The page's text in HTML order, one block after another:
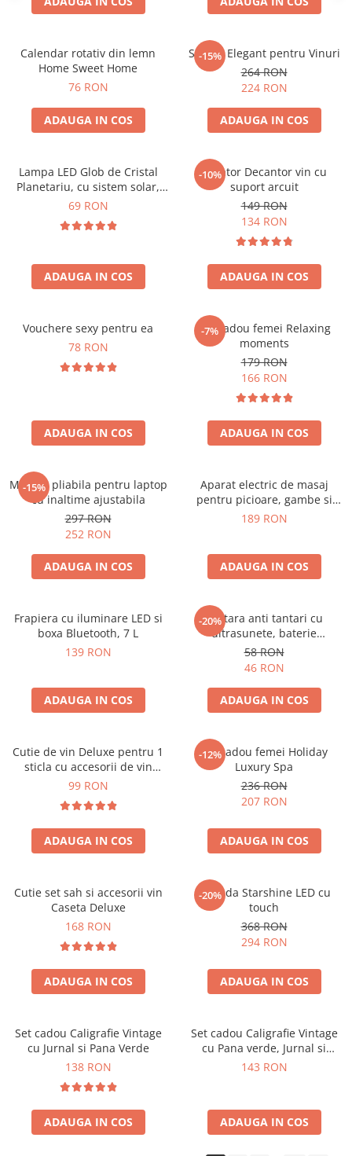
Calendar rotativ din lemn
Home Sweet Home
76 RON
ADAUGA IN COS
-15%
Suport Elegant pentru Vinuri
264 RON
224 RON
ADAUGA IN COS
Lampa LED Glob de Cristal
Planetariu, cu sistem solar,
cadou captivant
69 RON
ADAUGA IN COS
-10%
Aerator Decantor vin cu
suport arcuit
149 RON
134 RON
ADAUGA IN COS
Vouchere sexy pentru ea
78 RON
ADAUGA IN COS
-7%
Set cadou femei Relaxing
moments
179 RON
166 RON
ADAUGA IN COS
-15%
Masuta pliabila pentru laptop
cu inaltime ajustabila
297 RON
252 RON
ADAUGA IN COS
Aparat electric de masaj
pentru picioare, gambe si
brate
189 RON
ADAUGA IN COS
Frapiera cu iluminare LED si
boxa Bluetooth, 7 L
139 RON
ADAUGA IN COS
-20%
Bratara anti tantari cu
ultrasunete, baterie
reincarcabila 90mAh
58 RON
46 RON
ADAUGA IN COS
Cutie de vin Deluxe pentru 1
sticla cu accesorii de vin
incluse piele ecologica de
99 RON
ADAUGA IN COS
-12%
Set cadou femei Holiday
Luxury Spa
236 RON
207 RON
ADAUGA IN COS
Cutie set sah si accesorii vin
Caseta Deluxe
168 RON
ADAUGA IN COS
-20%
Oglinda Starshine LED cu
touch
368 RON
294 RON
ADAUGA IN COS
Set cadou Caligrafie Vintage
cu Jurnal si Pana Verde
138 RON
ADAUGA IN COS
Set cadou Caligrafie Vintage
cu Pana verde, Jurnal si
Suport pentru stilou, 9 piese
143 RON
ADAUGA IN COS